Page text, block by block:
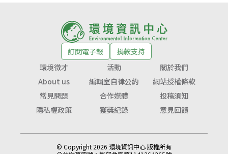
訂閱電子報
捐款支持
環境徵才
活動
關於我們
About us
編輯室自律公約
網站授權條款
常見問題
合作媒體
投稿須知
隱私權政策
獲獎紀錄 意見回饋
© Copyright 2026 環境資訊中心 版權所有